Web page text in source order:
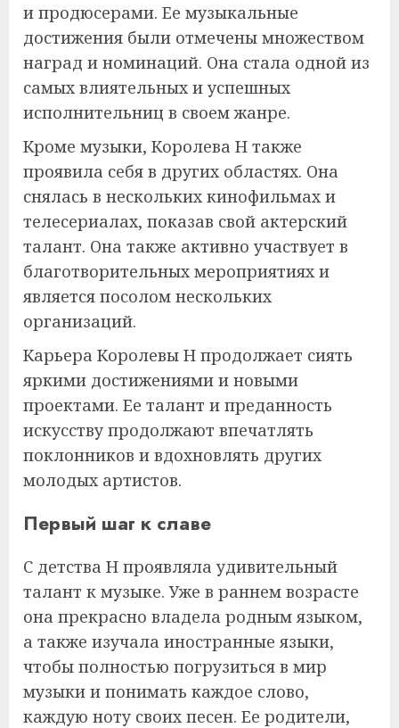
и продюсерами. Ее музыкальные
достижения были отмечены множеством
наград и номинаций. Она стала одной из
самых влиятельных и успешных
исполнительниц в своем жанре.
Кроме музыки, Королева Н также
проявила себя в других областях. Она
снялась в нескольких кинофильмах и
телесериалах, показав свой актерский
талант. Она также активно участвует в
благотворительных мероприятиях и
является посолом нескольких
организаций.
Карьера Королевы Н продолжает сиять
яркими достижениями и новыми
проектами. Ее талант и преданность
искусству продолжают впечатлять
поклонников и вдохновлять других
молодых артистов.
Первый шаг к славе
С детства Н проявляла удивительный
талант к музыке. Уже в раннем возрасте
она прекрасно владела родным языком,
а также изучала иностранные языки,
чтобы полностью погрузиться в мир
музыки и понимать каждое слово,
каждую ноту своих песен. Ее родители,